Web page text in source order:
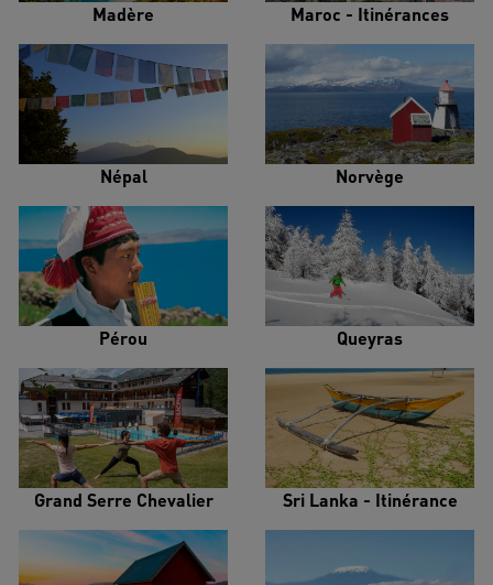
Madère Maroc - Itinérances
Népal Norvège
Pérou Queyras
Grand Serre Chevalier Sri Lanka - Itinérance